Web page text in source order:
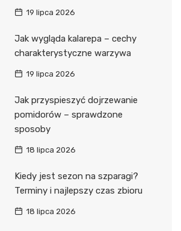
19 lipca 2026
Jak wygląda kalarepa – cechy
charakterystyczne warzywa
19 lipca 2026
Jak przyspieszyć dojrzewanie
pomidorów – sprawdzone
sposoby
18 lipca 2026
Kiedy jest sezon na szparagi?
Terminy i najlepszy czas zbioru
18 lipca 2026